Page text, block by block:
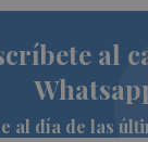
al
al día de las